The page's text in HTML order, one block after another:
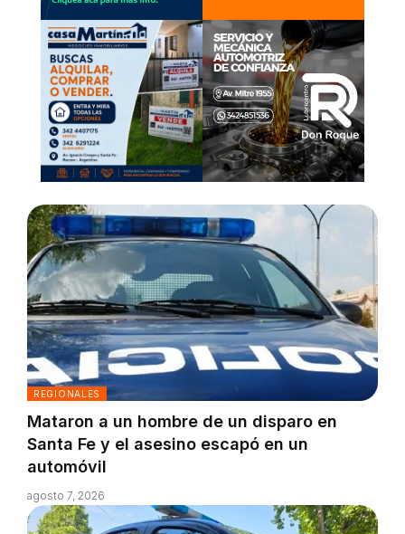
REGIONALES
Mataron a un hombre de un disparo en
Santa Fe y el asesino escapó en un
automóvil
agosto 7, 2026